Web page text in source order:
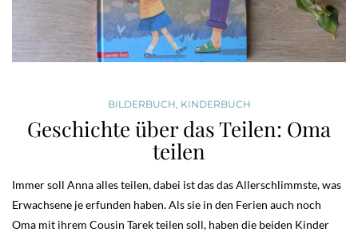
BILDERBUCH KINDERBUCH
Geschichte über das Teilen: Oma
teilen
Immer soll Anna alles teilen, dabei ist das das Allerschlimmste, was
Erwachsene je erfunden haben. Als sie in den Ferien auch noch
Oma mit ihrem Cousin Tarek teilen soll, haben die beiden Kinder